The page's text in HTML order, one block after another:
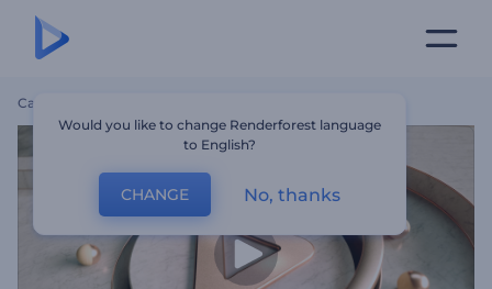
Casa
Would you like to change Renderforest language
to English?
CHANGE No, thanks